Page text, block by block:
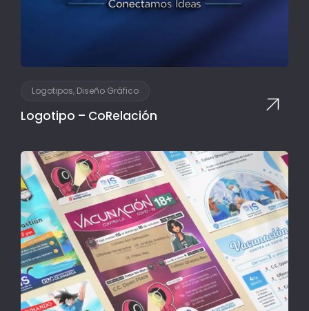
Logotipo – CoRelación
Logotipos, Diseño Gráfico